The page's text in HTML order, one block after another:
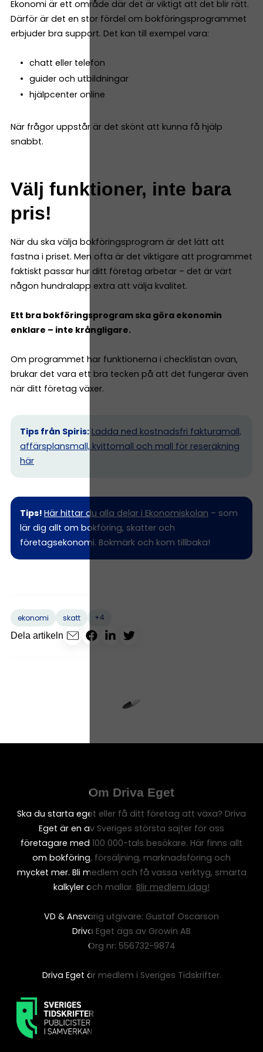
Ekonomi är ett område där det är viktigt att det blir rätt.
Därför är det en stor fördel om bokföringsprogrammet
erbjuder bra support. Det kan till exempel vara:
chatt eller telefon
guider och utbildningar
hjälpcenter online
När frågor uppstår är det skönt att kunna få hjälp
snabbt.
Välj funktioner, inte bara
pris!
När du ska välja bokföringsprogram är det lätt att
fastna i priset. Men ofta är det viktigare att programmet
faktiskt passar hur ditt företag arbetar – det är värt
någon hundralapp extra att välja kvalitet.
Ett bra bokföringsprogram ska göra ekonomin
enklare – inte krångligare.
Om programmet har funktionerna i checklistan ovan,
brukar det vara ett bra tecken på att det fungerar även
när ditt företag växer.
Tips från Spiris: Ladda ned kostnadsfri fakturamall,
affärsplansmall, kvittomall och mall för reseräkning
här
Tips! Här hittar du alla delar i Ekonomiskolan – som
lär dig allt om bokföring, skatter och
företagsekonomi. Bokmärk och kom tillbaka!
ekonomi skatt
+4
Dela artikeln
Om Driva Eget
Ska du starta eget eller få ditt företag att växa? Driva
Eget är en av Sveriges största sajter för oss
företagare med 100 000-tals besökare. Här finns allt
om bokföring, försäljning, marknadsföring och
mycket mer. Bli medlem och få vassa verktyg, smarta
kalkyler och mallar. Blir medlem idag!
VD & Ansvarig utgivare: Gustaf Oscarson
Driva Eget ägs av Growin AB
Org nr: 556732-9874
Driva Eget är medlem i Sveriges Tidskrifter.